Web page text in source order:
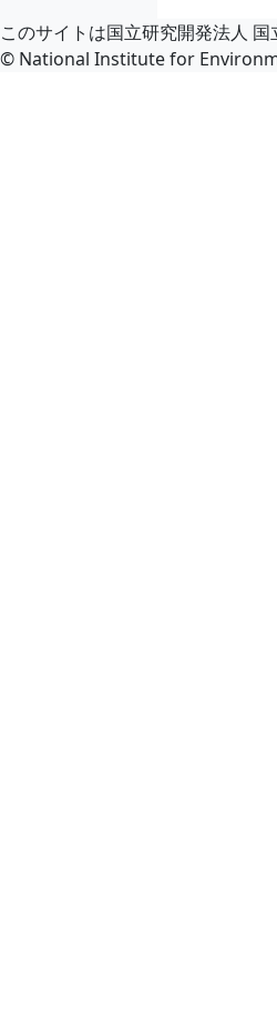
このサイトは国立研究開発法人
© National Institute for